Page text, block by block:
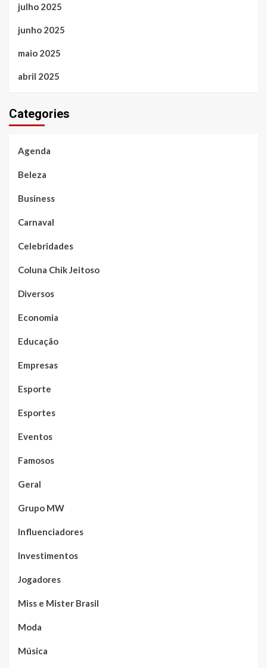
julho 2025
junho 2025
maio 2025
abril 2025
Categories
Agenda
Beleza
Business
Carnaval
Celebridades
Coluna Chik Jeitoso
Diversos
Economia
Educação
Empresas
Esporte
Esportes
Eventos
Famosos
Geral
Grupo MW
Influenciadores
Investimentos
Jogadores
Miss e Mister Brasil
Moda
Música